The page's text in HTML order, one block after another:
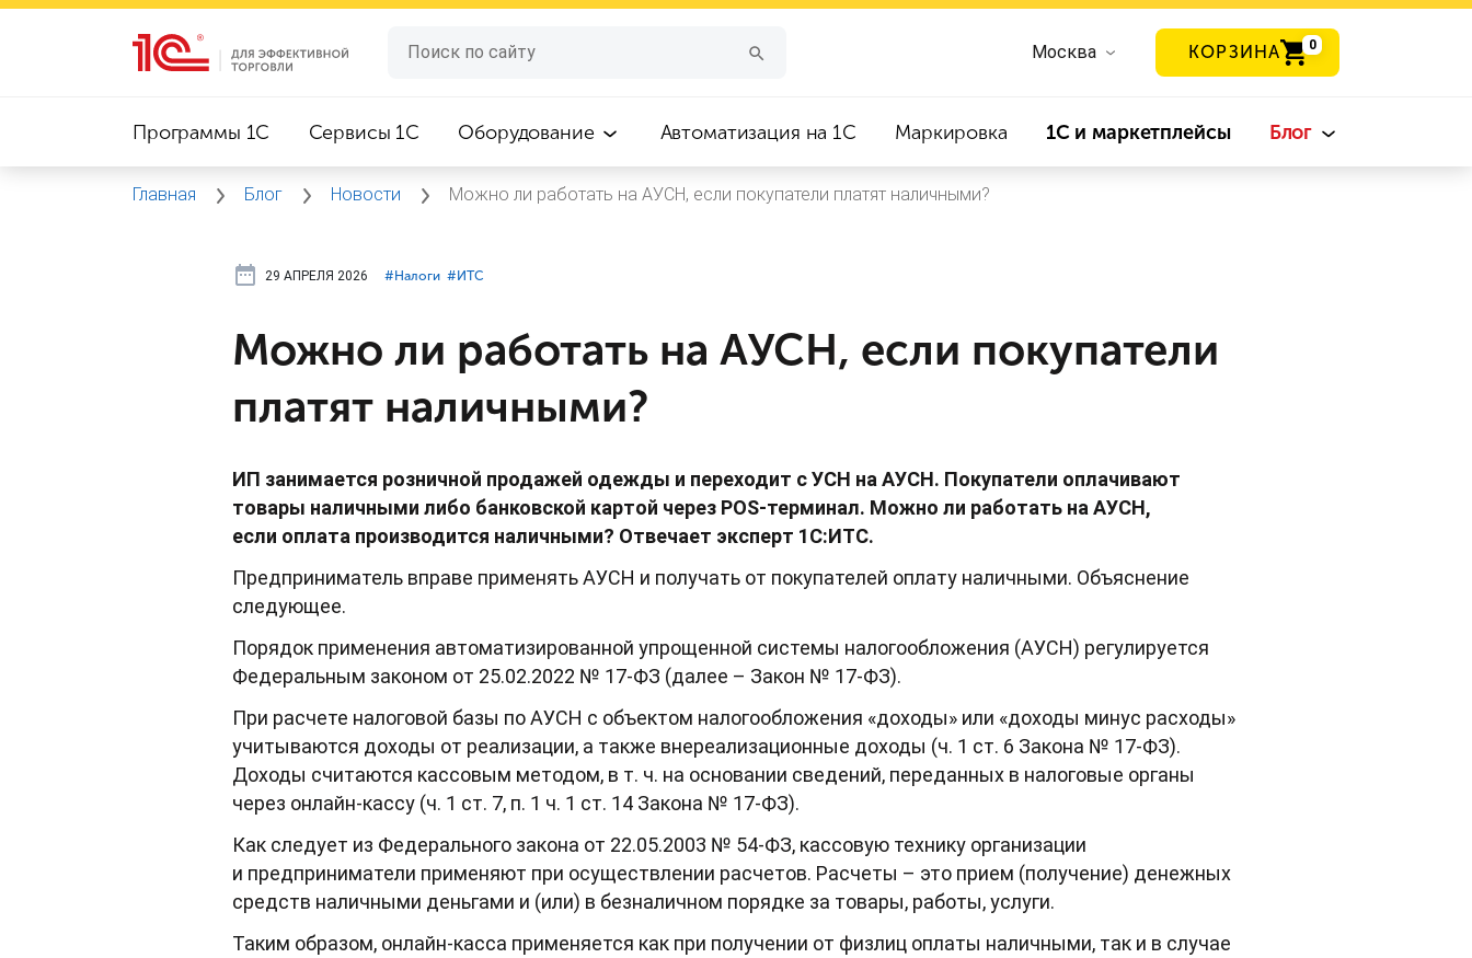
Москва КОРЗИНА 0
Программы 1C Сервисы 1C Оборудование Автоматизация на 1С Маркировка 1С и маркетплейсы Блог
Главная Блог Новости Можно ли работать на АУСН, если покупатели платят наличными?
29 АПРЕЛЯ 2026 #⁣Налоги #⁣ИТC
Можно ли работать на АУСН, если покупатели
платят наличными?
ИП занимается розничной продажей одежды и переходит с УСН на АУСН. Покупатели оплачивают
товары наличными либо банковской картой через POS-терминал. Можно ли работать на АУСН,
если оплата производится наличными? Отвечает эксперт 1С:ИТС.
Предприниматель вправе применять АУСН и получать от покупателей оплату наличными. Объяснение
следующее.
Порядок применения автоматизированной упрощенной системы налогообложения (АУСН) регулируется
Федеральным законом от 25.02.2022 № 17-ФЗ (далее – Закон № 17-ФЗ).
При расчете налоговой базы по АУСН с объектом налогообложения «доходы» или «доходы минус расходы»
учитываются доходы от реализации, а также внереализационные доходы (ч. 1 ст. 6 Закона № 17-ФЗ).
Доходы считаются кассовым методом, в т. ч. на основании сведений, переданных в налоговые органы
через онлайн-кассу (ч. 1 ст. 7, п. 1 ч. 1 ст. 14 Закона № 17-ФЗ).
Как следует из Федерального закона от 22.05.2003 № 54-ФЗ, кассовую технику организации
и предприниматели применяют при осуществлении расчетов. Расчеты – это прием (получение) денежных
средств наличными деньгами и (или) в безналичном порядке за товары, работы, услуги.
Таким образом, онлайн-касса применяется как при получении от физлиц оплаты наличными, так и в случае